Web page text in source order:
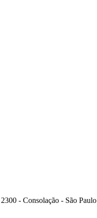
- Consolação - São Paulo